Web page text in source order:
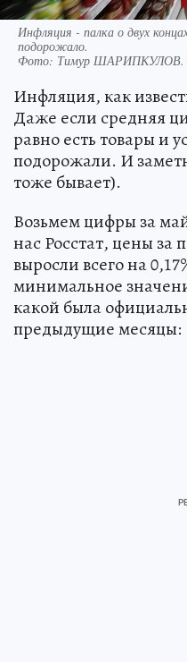
Инфляция - палка о двух
подорожало.
Фото: Тимур ШАРИПКУЛОВ.
Инфляция, как
Даже если средняя
равно есть товары и
подорожали. И
тоже бывает).
Возьмем цифры за
нас Росстат, цены за
выросли всего на
минимальное
какой была
предыдущие месяцы: